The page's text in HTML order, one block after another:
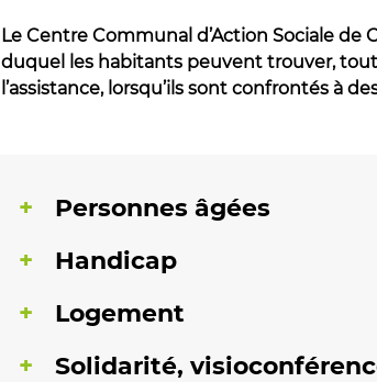
Le Centre Communal d’Action Sociale
duquel les habitants peuvent trouver, tout
l’assistance, lorsqu’ils sont confrontés à
Personnes âgées
Handicap
Logement
Solidarité,